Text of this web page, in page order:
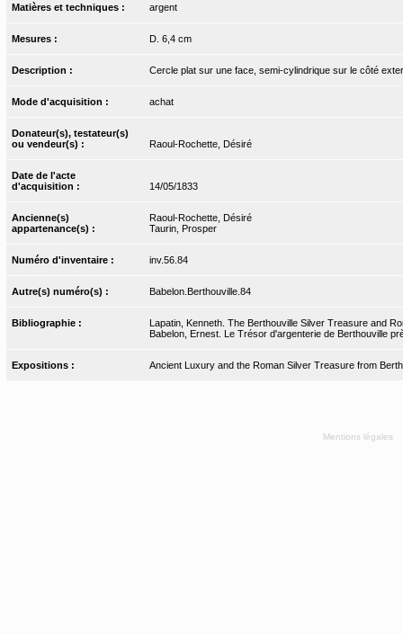
Matières et techniques : argent
Mesures : D. 6,4 cm
Description : Cercle plat sur une face, semi-cylindrique sur le côté
Mode d'acquisition : achat
Donateur(s), testateur(s)
ou vendeur(s) :
Raoul-Rochette, Désiré
Date de l'acte
d'acquisition :
14/05/1833
Ancienne(s)
appartenance(s) :
Raoul-Rochette, Désiré
Taurin, Prosper
Numéro d'inventaire : inv.56.84
Autre(s) numéro(s) : Babelon.Berthouville.84
Bibliographie :
Lapatin, Kenneth. The Berthouville Silver Treasure and
Babelon, Ernest. Le Trésor d'argenterie de Berthouville
Expositions : Ancient Luxury and the Roman Silver Treasure from
Mentions légales